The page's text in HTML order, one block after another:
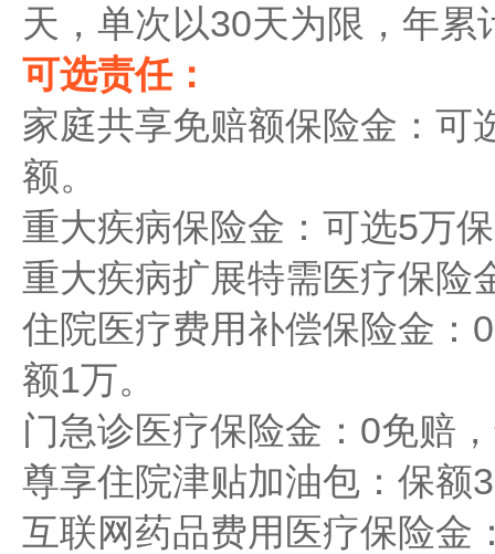
天，单次以30天为限，年累
可选责任：
家庭共享免赔额保险金：可
额。
重大疾病保险金：可选5万
重大疾病扩展特需医疗保险
住院医疗费用补偿保险金：
额1万。
门急诊医疗保险金：0免赔
尊享住院津贴加油包：保额
互联网药品费用医疗保险金